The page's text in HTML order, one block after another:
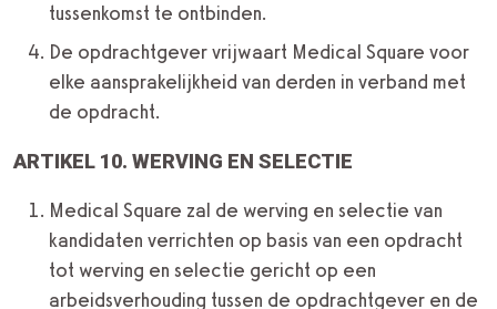
tussenkomst te ontbinden.
De opdrachtgever vrijwaart Medical Square voor
elke aansprakelijkheid van derden in verband met
de opdracht.
ARTIKEL 10. WERVING EN SELECTIE
Medical Square zal de werving en selectie van
kandidaten verrichten op basis van een opdracht
tot werving en selectie gericht op een
arbeidsverhouding tussen de opdrachtgever en de